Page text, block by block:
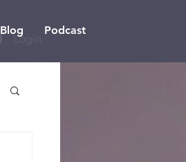
Blog Podcast
Login